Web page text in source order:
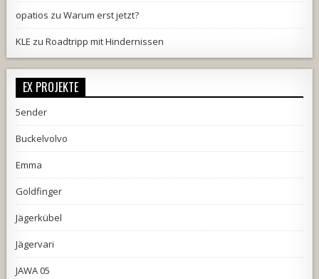
opatios zuWarum erst jetzt?
KLE zuRoadtripp mit Hindernissen
EX PROJEKTE
5ender
Buckelvolvo
Emma
Goldfinger
Jägerkübel
Jägervari
JAWA 05